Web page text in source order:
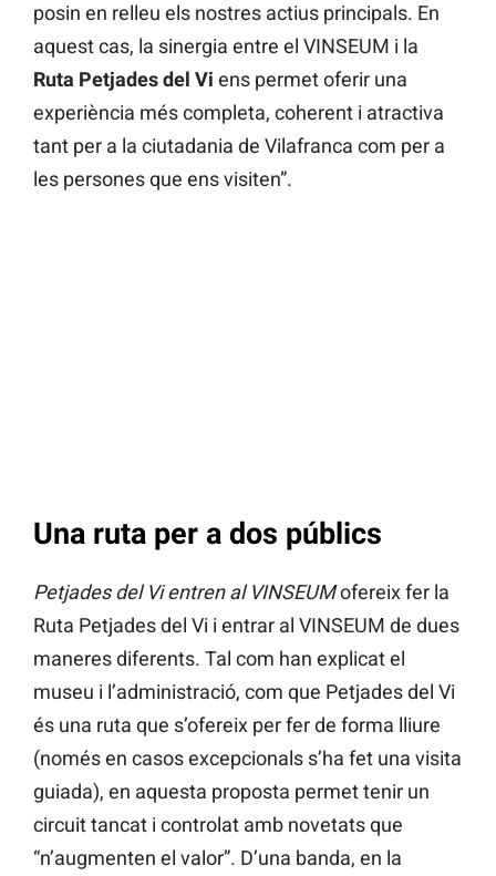
posin en relleu els nostres actius principals. En
aquest cas, la sinergia entre el VINSEUM i la
Ruta Petjades del Vi ens permet oferir una
experiència més completa, coherent i atractiva
tant per a la ciutadania de Vilafranca com per a
les persones que ens visiten”.
Una ruta per a dos públics
Petjades del Vi entren al VINSEUMofereix fer la
Ruta Petjades del Vi i entrar al VINSEUM de dues
maneres diferents. Tal com han explicat el
museu i l’administració, com que Petjades del Vi
és una ruta que s’ofereix per fer de forma lliure
(només en casos excepcionals s’ha fet una visita
guiada), en aquesta proposta permet tenir un
circuit tancat i controlat amb novetats que
“n’augmenten el valor”. D’una banda, en la